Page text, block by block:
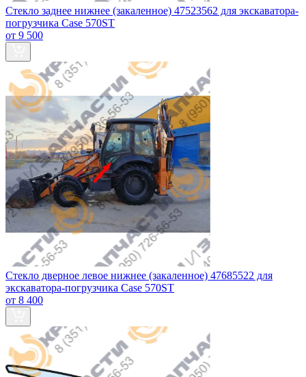
Стекло заднее нижнее (закаленное) 47523562 для экскаватора-
погрузчика Case 570ST
от 9 500
Стекло дверное левое нижнее (закаленное) 47685522 для
экскаватора-погрузчика Case 570ST
от 8 400